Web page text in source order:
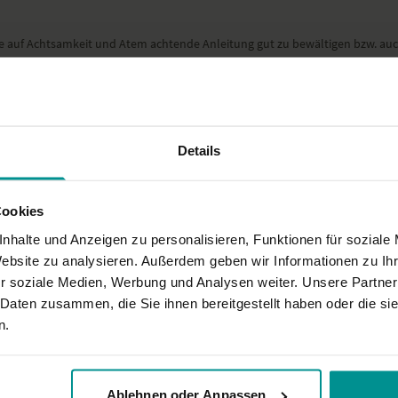
Details
und Anzeigen zu personalisieren, Funktionen für soziale
zu analysieren. Außerdem geben wir Informationen zu
soziale Medien, Werbung und Analysen weiter. Unsere
zusammen, die Sie ihnen bereitgestellt haben oder die
Ablehnen oder Anpassen
Achtsamkeit und Atem achtende Anleitung gut zu bewältigen bzw.
Vielleicht würde sie am Ende des Programms besser passen, aber